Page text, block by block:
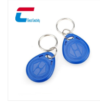
de contrôle d'accès